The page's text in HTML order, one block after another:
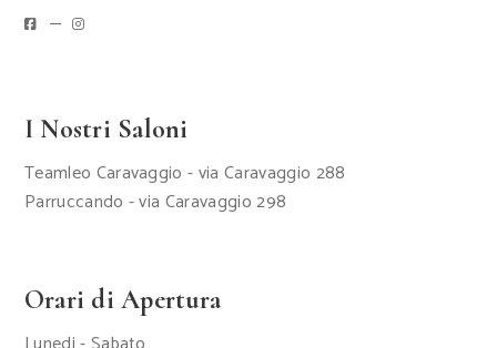
I Nostri Saloni
Teamleo Caravaggio - via Caravaggio 288
Parruccando - via Caravaggio 298
Orari di Apertura